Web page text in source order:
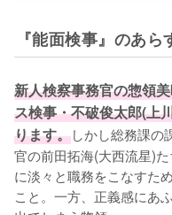
『能面検事』のあら
新人検察事務官の惣領
ス検事・不破俊太郎(上
ります。しかし総務課の
官の前田拓海(大西流星)
に淡々と職務をこなすた
こと。一方、正義感にあ